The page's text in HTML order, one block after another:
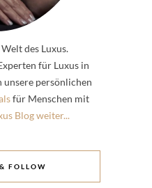
des Luxus.
für Luxus in
unsere persönlichen
für Menschen mit
Blog weiter...
FOLLOW